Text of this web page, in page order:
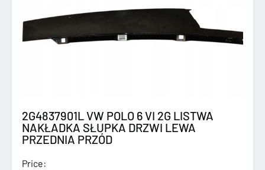
2G4837901L VW POLO 6 VI 2G LISTWA
NAKŁADKA SŁUPKA DRZWI LEWA
PRZEDNIA PRZÓD
Price: